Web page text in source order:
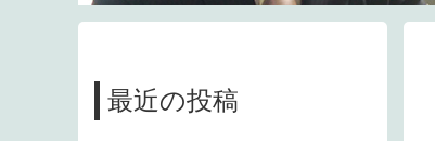
最近の投稿